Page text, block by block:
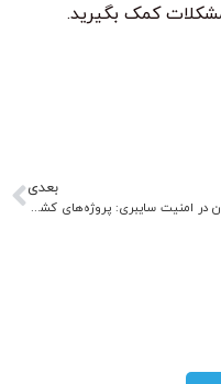
مشکلات کمک بگیرید.
بعدی
پایتون در امنیت سایبری: پروژه‌های کشف آسیب‌پذیری و دفاع